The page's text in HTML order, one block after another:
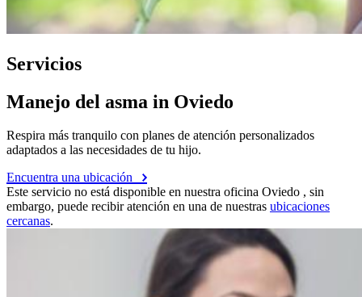
Servicios
Manejo del asma in Oviedo
Respira más tranquilo con planes de atención personalizados
adaptados a las necesidades de tu hijo.
Encuentra una ubicación
Este servicio no está disponible en nuestra oficina Oviedo , sin
embargo, puede recibir atención en una de nuestras ubicaciones
cercanas.